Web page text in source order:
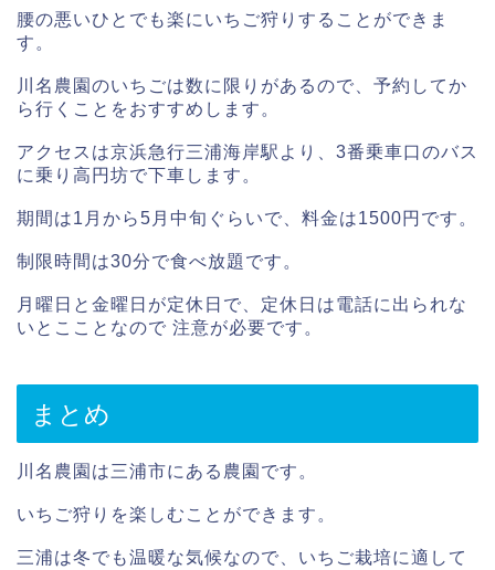
腰の悪いひとでも楽にいちご狩りすることができま
す。
川名農園のいちごは数に限りがあるので、予約してか
ら行くことをおすすめします。
アクセスは京浜急行三浦海岸駅より、3番乗車口のバス
に乗り高円坊で下車します。
期間は1月から5月中旬ぐらいで、料金は1500円です。
制限時間は30分で食べ放題です。
月曜日と金曜日が定休日で、定休日は電話に出られな
いとこことなので 注意が必要です。
まとめ
川名農園は三浦市にある農園です。
いちご狩りを楽しむことができます。
三浦は冬でも温暖な気候なので、いちご栽培に適して